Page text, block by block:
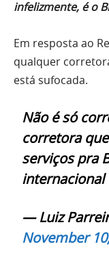
infelizmente, é o
Em resposta ao
qualquer
está sufocada.
Não é só
corretora
serviços pra
internacional
— Luiz
November